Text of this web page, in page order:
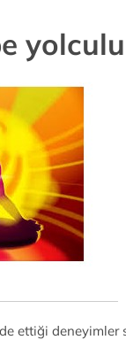
ettiği deneyimler